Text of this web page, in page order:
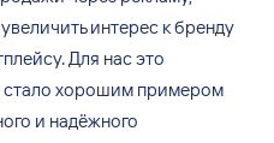
интерес к бренду
Для нас это
стало хорошим примером
и надёжного